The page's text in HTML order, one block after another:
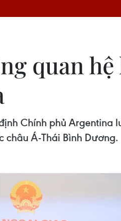
quan
Chính phủ
châu Á-Thái Bình Dương.